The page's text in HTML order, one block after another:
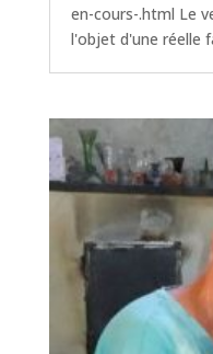
en-cours-.html Le
l'objet d'une réelle